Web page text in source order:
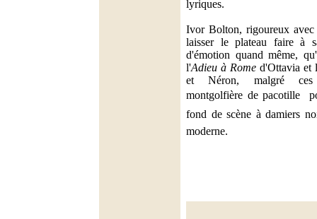
lyriques.
Ivor Bolton, rigoureux avec
laisser le plateau faire à
d'émotion quand même,
l'Adieu à Rome d'Ottavia et
et Néron, malgré ces
montgolfière de pacotille 
fond de scène à damiers
moderne.